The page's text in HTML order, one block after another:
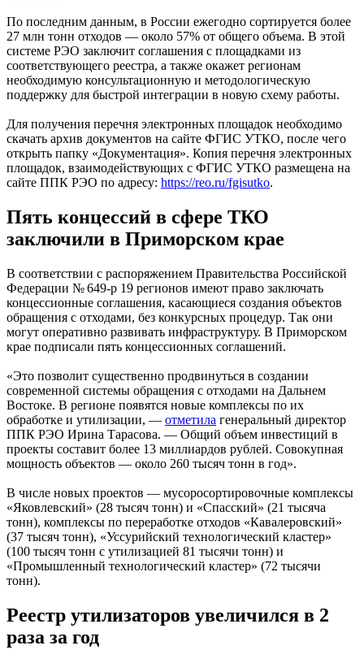
По последним данным, в России ежегодно сортируется более
27 млн тонн отходов — около 57% от общего объема. В этой
системе РЭО заключит соглашения с площадками из
соответствующего реестра, а также окажет регионам
необходимую консультационную и методологическую
поддержку для быстрой интеграции в новую схему работы.
Для получения перечня электронных площадок необходимо
скачать архив документов на сайте ФГИС УТКО, после чего
открыть папку «Документация». Копия перечня электронных
площадок, взаимодействующих с ФГИС УТКО размещена на
сайте ППК РЭО по адресу: https://reo.ru/fgisutko.
Пять концессий в сфере ТКО
заключили в Приморском крае
В соответствии с распоряжением Правительства Российской
Федерации № 649-р 19 регионов имеют право заключать
концессионные соглашения, касающиеся создания объектов
обращения с отходами, без конкурсных процедур. Так они
могут оперативно развивать инфраструктуру. В Приморском
крае подписали пять концессионных соглашений.
«Это позволит существенно продвинуться в создании
современной системы обращения с отходами на Дальнем
Востоке. В регионе появятся новые комплексы по их
обработке и утилизации, — отметила генеральный директор
ППК РЭО Ирина Тарасова. — Общий объем инвестиций в
проекты составит более 13 миллиардов рублей. Совокупная
мощность объектов — около 260 тысяч тонн в год».
В числе новых проектов — мусоросортировочные комплексы
«Яковлевский» (28 тысяч тонн) и «Спасский» (21 тысяча
тонн), комплексы по переработке отходов «Кавалеровский»
(37 тысяч тонн), «Уссурийский технологический кластер»
(100 тысяч тонн с утилизацией 81 тысячи тонн) и
«Промышленный технологический кластер» (72 тысячи
тонн).
Реестр утилизаторов увеличился в 2
раза за год